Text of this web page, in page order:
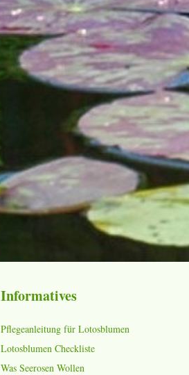
Informatives
Pflegeanleitung für Lotosblumen
Lotosblumen Checkliste
Was Seerosen Wollen